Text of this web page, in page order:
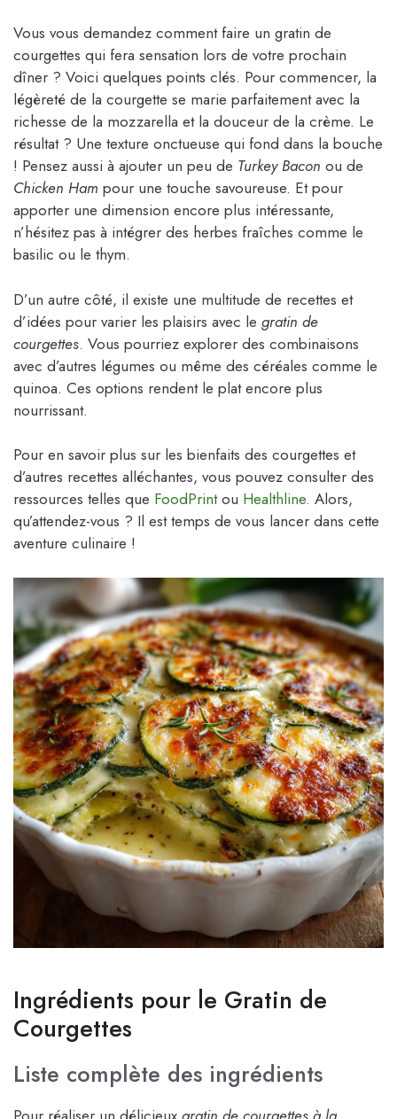
Vous vous demandez comment faire un gratin de
courgettes qui fera sensation lors de votre prochain
dîner ? Voici quelques points clés. Pour commencer, la
légèreté de la courgette se marie parfaitement avec la
richesse de la mozzarella et la douceur de la crème. Le
résultat ? Une texture onctueuse qui fond dans la bouche
! Pensez aussi à ajouter un peu de Turkey Bacon ou de
Chicken Ham pour une touche savoureuse. Et pour
apporter une dimension encore plus intéressante,
n’hésitez pas à intégrer des herbes fraîches comme le
basilic ou le thym.
D’un autre côté, il existe une multitude de recettes et
d’idées pour varier les plaisirs avec le gratin de
courgettes. Vous pourriez explorer des combinaisons
avec d’autres légumes ou même des céréales comme le
quinoa. Ces options rendent le plat encore plus
nourrissant.
Pour en savoir plus sur les bienfaits des courgettes et
d’autres recettes alléchantes, vous pouvez consulter des
ressources telles que FoodPrintou Healthline. Alors,
qu’attendez-vous ? Il est temps de vous lancer dans cette
aventure culinaire !
Ingrédients pour le Gratin de
Courgettes
Liste complète des ingrédients